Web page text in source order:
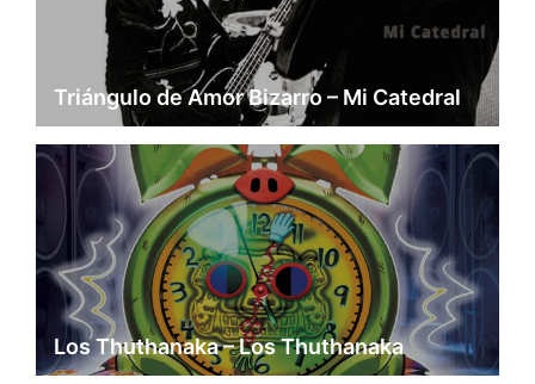
Triángulo de Amor Bizarro – Mi Catedral
Los Thuthanaka – Los Thuthanaka